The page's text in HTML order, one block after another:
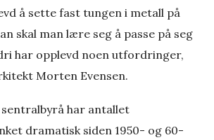
å sette fast tungen i metall på
skal man lære seg å passe på seg
har opplevd noen utfordringer,
Morten Evensen.
har antallet
dramatisk siden 1950- og 60-